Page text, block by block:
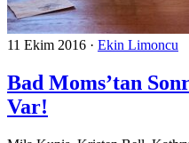
11 Ekim 2016 · Ekin Limoncu
Bad Moms’tan
Var!